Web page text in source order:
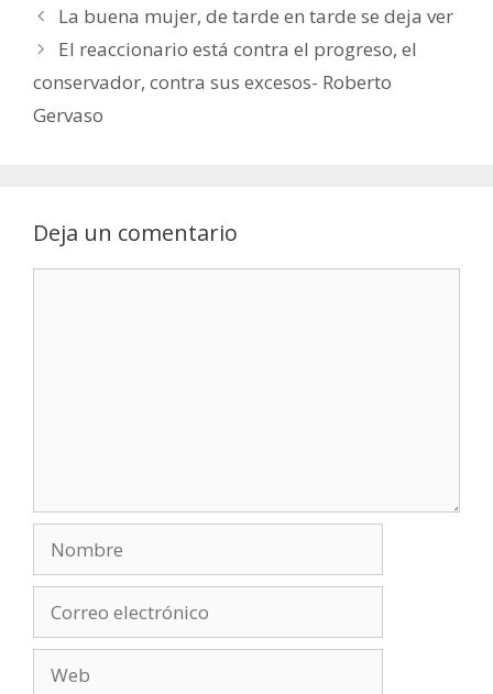
La buena mujer, de tarde en tarde se deja ver
El reaccionario está contra el progreso, el
conservador, contra sus excesos- Roberto
Gervaso
Deja un comentario
electrónico